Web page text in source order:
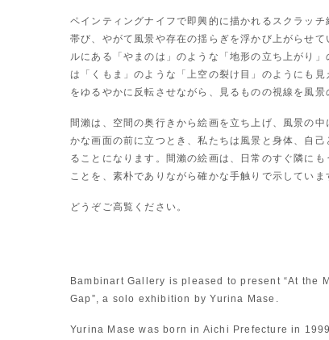
ペインティングナイフで即興的に描かれるスクラッ
帯び、やがて風景や存在の揺らぎを浮かび上がらせ
ルにある「やまのは」のような「地形の立ち上がり
は「くもま」のような「上空の裂け目」のようにも
をゆるやかに反転させながら、見るものの視線を風景
間瀨は、空間の奥行きから絵画を立ち上げ、風景の
かな画面の前に立つとき、私たちは風景と身体、自
ることになります。間瀨の絵画は、日常のすぐ隣に
ことを、素朴でありながら確かな手触りで示していま
どうぞご高覧ください。
Bambinart Gallery is pleased to present “At the
Gap”, a solo exhibition by Yurina Mase.
Yurina Mase was born in Aichi Prefecture in